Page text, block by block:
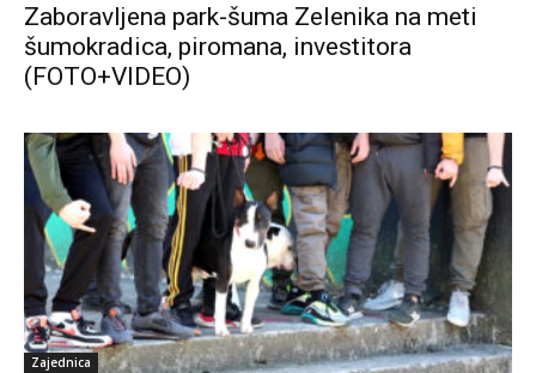
Zaboravljena park-šuma Zelenika na meti
šumokradica, piromana, investitora
(FOTO+VIDEO)
Zajednica